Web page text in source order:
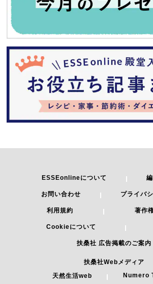
ESSEonlineについて
お問い合わせ プライバ
利用規約 著作
Cookieについて
扶桑社 広告掲載のご案内
扶桑社Webメディア
天然生活web
Numero